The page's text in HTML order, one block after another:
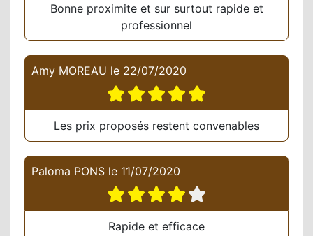
Bonne proximite et sur surtout rapide et
professionnel
Amy MOREAU le 22/07/2020
Les prix proposés restent convenables
Paloma PONS le 11/07/2020
Rapide et efficace